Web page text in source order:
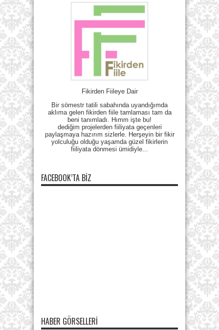
Fikirden Fiileye Dair
Bir sömestr tatili sabahında uyandığımda
aklıma gelen fikirden fiile tamlaması tam da
beni tanımladı. Hımm işte bu!
dediğim projelerden fiiliyata geçenleri
paylaşmaya hazırım sizlerle. Herşeyin bir fikir
yolculuğu olduğu yaşamda güzel fikirlerin
fiiliyata dönmesi ümidiyle...
FACEBOOK’TA BIZ
HABER GÖRSELLERI